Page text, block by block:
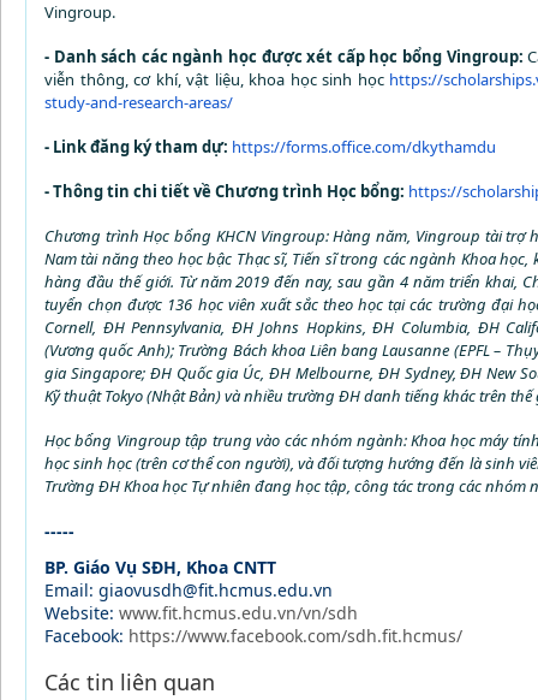
Vingroup.
- Danh sách các ngành học được xét cấp học bổng Vingroup:
viễn thông, cơ khí, vật liệu, khoa học sinh học https://
study-and-research-areas/
- Link đăng ký tham dự: https://forms.office.com/dkythamdu
- Thông tin chi tiết về Chương trình Học bổng: https://
Chương trình Học bổng KHCN Vingroup: Hàng năm, Vingroup tài trợ
Nam tài năng theo học bậc Thạc sĩ, Tiến sĩ trong các ngành Khoa
hàng đầu thế giới. Từ năm 2019 đến nay, sau gần 4 năm triển khai,
tuyển chọn được 136 học viên xuất sắc theo học tại các trường đại
Cornell, ĐH Pennsylvania, ĐH Johns Hopkins, ĐH Columbia, ĐH
(Vương quốc Anh); Trường Bách khoa Liên bang Lausanne (EPFL –
gia Singapore; ĐH Quốc gia Úc, ĐH Melbourne, ĐH Sydney, ĐH New
Kỹ thuật Tokyo (Nhật Bản) và nhiều trường ĐH danh tiếng khác trên thế
Học bổng Vingroup tập trung vào các nhóm ngành: Khoa học máy
học sinh học (trên cơ thể con người), và đối tượng hướng đến là sinh
Trường ĐH Khoa học Tự nhiên đang học tập, công tác trong các nhóm
-----
BP. Giáo Vụ SĐH, Khoa CNTT
Email: giaovusdh@fit.hcmus.edu.vn
Website: www.fit.hcmus.edu.vn/vn/sdh
Facebook: https://www.facebook.com/sdh.fit.hcmus/
Các tin liên quan